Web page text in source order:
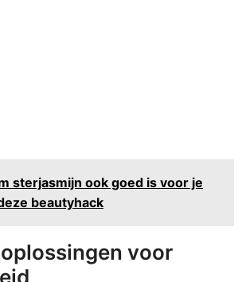
sterjasmijn ook goed is voor je
beautyhack
voor